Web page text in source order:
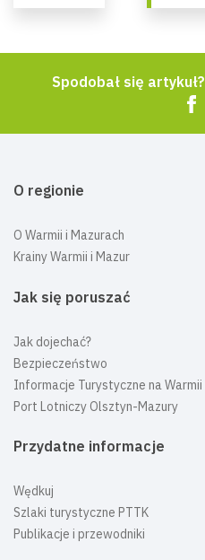
Spodobał się
O regionie
O Warmii i Mazurach
Krainy Warmii i Mazur
Jak się poruszać
Jak dojechać?
Bezpieczeństwo
Informacje Turystyczne na Warmii
Port Lotniczy Olsztyn-Mazury
Przydatne informacje
Wędkuj
Szlaki turystyczne PTTK
Publikacje i przewodniki